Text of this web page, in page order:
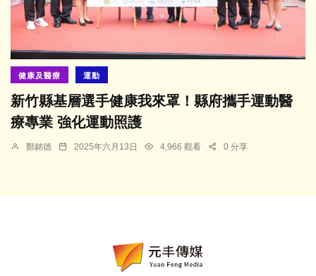
健康及醫療 運動
新竹縣基層選手健康我來罩！縣府攜手運動醫
療專業 強化運動照護
鄭銘德 2025年六月13日 4,966 觀看 0 分享